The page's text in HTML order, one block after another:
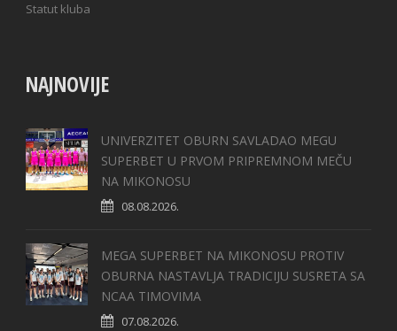
Statut kluba
NAJNOVIJE
UNIVERZITET OBURN SAVLADAO MEGU
SUPERBET U PRVOM PRIPREMNOM MEČU
NA MIKONOSU
08.08.2026.
MEGA SUPERBET NA MIKONOSU PROTIV
OBURNA NASTAVLJA TRADICIJU SUSRETA SA
NCAA TIMOVIMA
07.08.2026.